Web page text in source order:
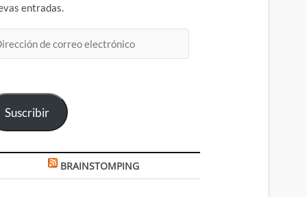
entradas.
Suscribir
BRAINSTOMPING